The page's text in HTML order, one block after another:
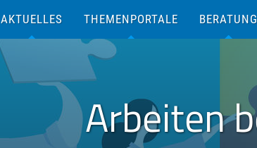
AKTUELLES THEMENPORTALE BERATUNG
Arbeiten